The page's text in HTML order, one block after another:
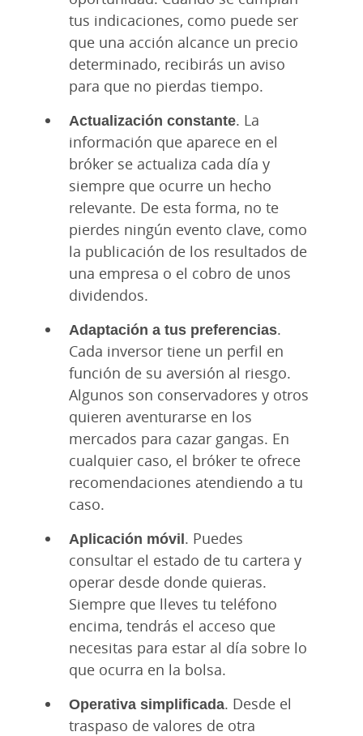
tus indicaciones, como puede ser
que una acción alcance un precio
determinado, recibirás un aviso
para que no pierdas tiempo.
Actualización constante. La
información que aparece en el
bróker se actualiza cada día y
siempre que ocurre un hecho
relevante. De esta forma, no te
pierdes ningún evento clave, como
la publicación de los resultados de
una empresa o el cobro de unos
dividendos.
Adaptación a tus preferencias.
Cada inversor tiene un perfil en
función de su aversión al riesgo.
Algunos son conservadores y otros
quieren aventurarse en los
mercados para cazar gangas. En
cualquier caso, el bróker te ofrece
recomendaciones atendiendo a tu
caso.
Aplicación móvil. Puedes
consultar el estado de tu cartera y
operar desde donde quieras.
Siempre que lleves tu teléfono
encima, tendrás el acceso que
necesitas para estar al día sobre lo
que ocurra en la bolsa.
Operativa simplificada. Desde el
traspaso de valores de otra